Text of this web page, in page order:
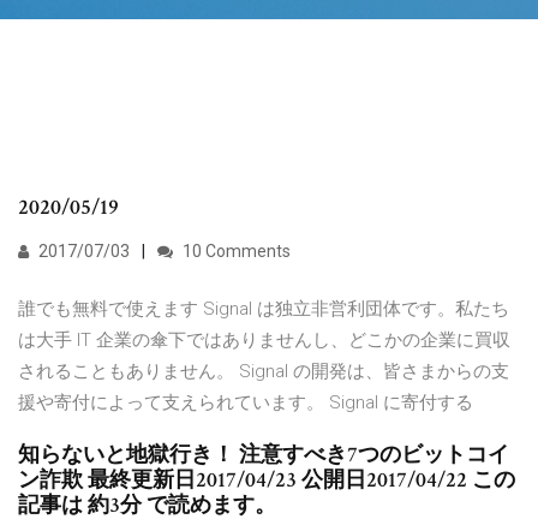
2020/05/19
2017/07/03 10 Comments
誰でも無料で使えます Signal は独立非営利団体です。私たち
は大手 IT 企業の傘下ではありませんし、どこかの企業に買収
されることもありません。 Signal の開発は、皆さまからの支
援や寄付によって支えられています。 Signal に寄付する
知らないと地獄行き！ 注意すべき7つのビットコイ
ン詐欺 最終更新日2017/04/23 公開日2017/04/22 この
記事は 約3分 で読めます。